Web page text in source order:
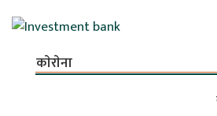
काेराेना